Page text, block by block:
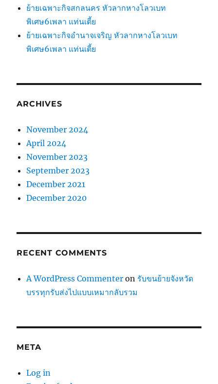
ย้ายเฉพาะกิจสกลนคร หัวลากหางโลวเบท
พิเศษ6เพลา แท่นเตี้ย
ย้ายเฉพาะกิจอำนาจเจริญ หัวลากหางโลวเบท
พิเศษ6เพลา แท่นเตี้ย
ARCHIVES
November 2024
April 2024
November 2023
September 2023
December 2021
December 2020
RECENT COMMENTS
A WordPress Commenter on รับขนย้ายจังหวัด
บรรทุกรับส่งไปแบบเหมากลับรวม
META
Log in